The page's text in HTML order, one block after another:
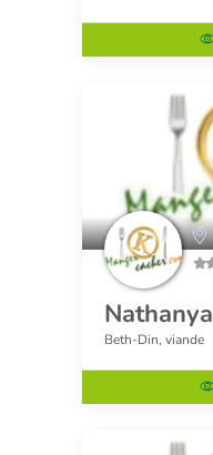
Nathanya
Beth-Din, viande